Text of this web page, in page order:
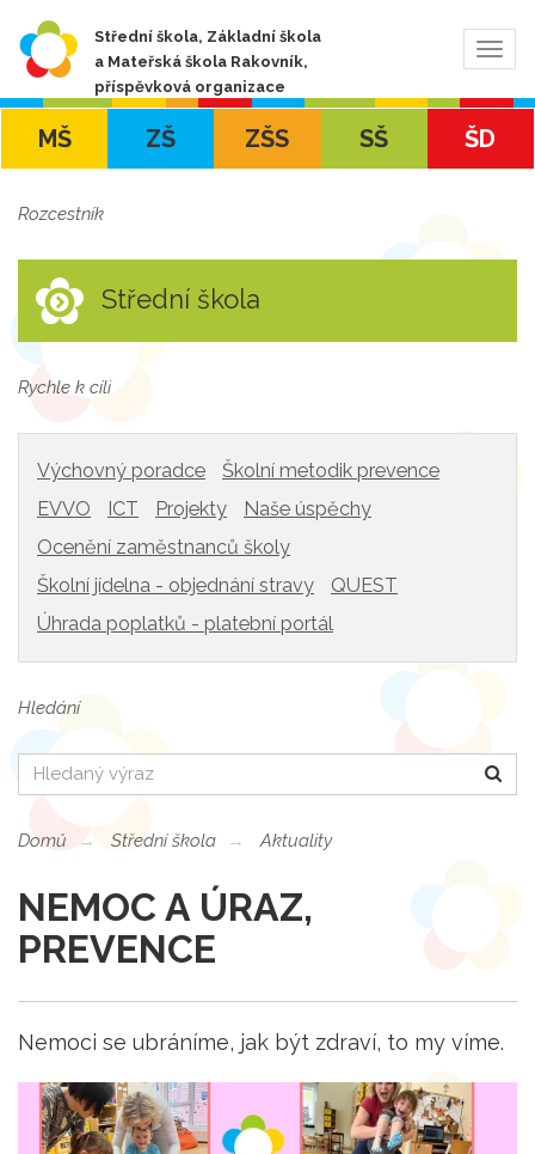
Střední škola, Základní škola
a Mateřská škola Rakovník,
příspěvková organizace
MŠ ZŠ ZŠS SŠ ŠD
Rozcestník
Střední škola
Rychle k cíli
Výchovný poradce
Školní metodik prevence
EVVO
ICT Projekty
Naše úspěchy
Ocenění zaměstnanců školy
Školní jídelna - objednání stravy
QUEST
Úhrada poplatků - platební portál
Hledání
Hledat
Domů Střední škola Aktuality
NEMOC A ÚRAZ,
PREVENCE
Nemoci se ubráníme, jak být zdraví, to my víme.